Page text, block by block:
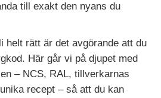
till exakt den nyans du
helt rätt är det avgörande att du
Här går vi på djupet med
– NCS, RAL, tillverkarnas
recept – så att du kan